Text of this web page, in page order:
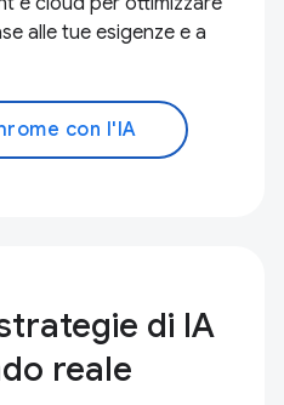
alle tue esigenze e a
con l'IA
di IA
reale